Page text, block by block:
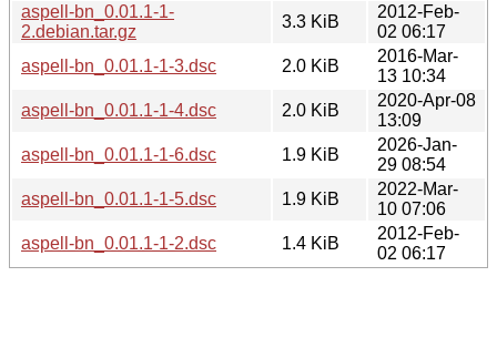
aspell-bn_0.01.1-1-
2.debian.tar.gz
3.3 KiB
2012-Feb-
02 06:17
aspell-bn_0.01.1-1-3.dsc
2.0 KiB
2016-Mar-
13 10:34
aspell-bn_0.01.1-1-4.dsc
2.0 KiB
2020-Apr-08
13:09
aspell-bn_0.01.1-1-6.dsc
1.9 KiB
2026-Jan-
29 08:54
aspell-bn_0.01.1-1-5.dsc
1.9 KiB
2022-Mar-
10 07:06
aspell-bn_0.01.1-1-2.dsc
1.4 KiB
2012-Feb-
02 06:17